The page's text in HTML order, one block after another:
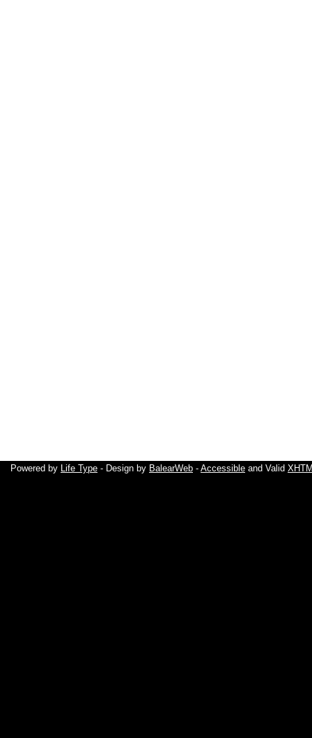
Powered by Life Type - Design by BalearWeb - Accessible and Valid